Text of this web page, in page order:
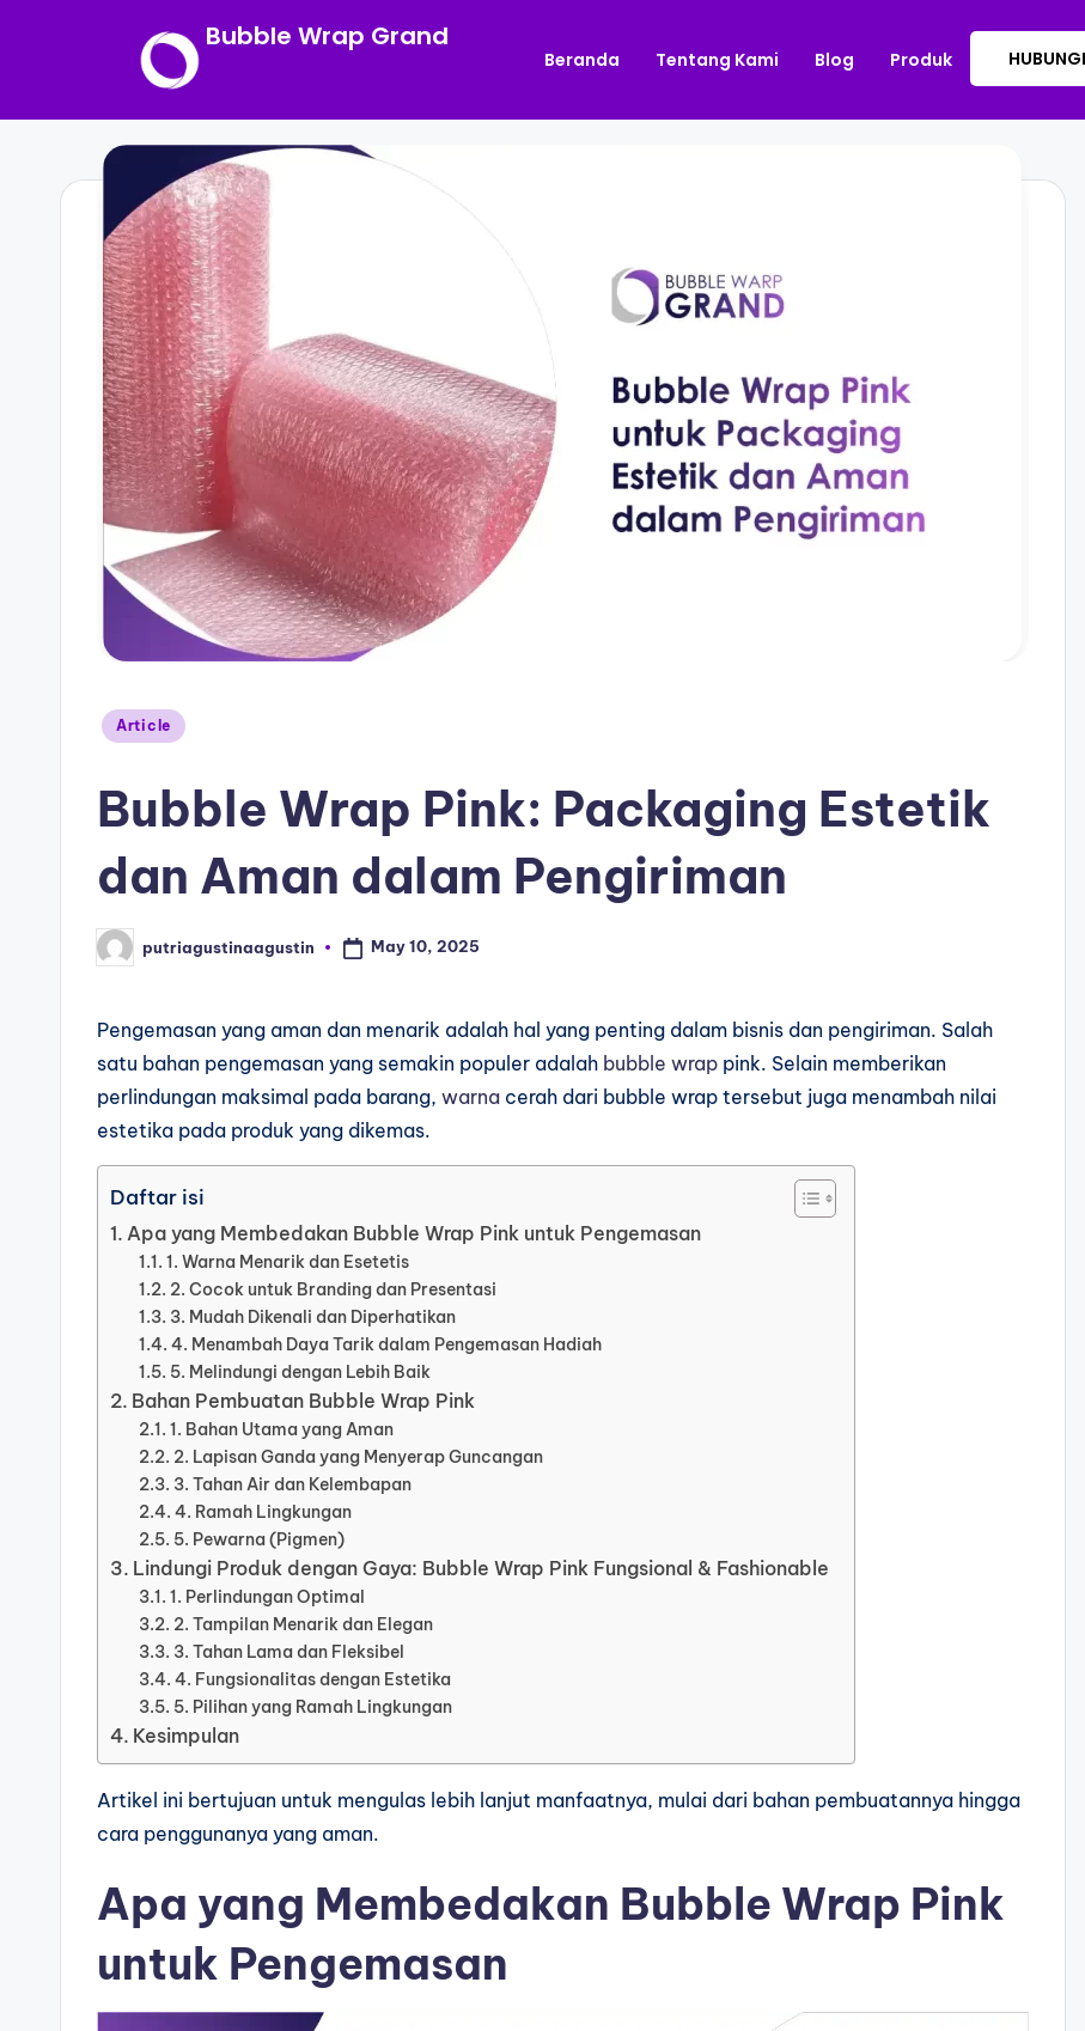
Bubble Wrap Grand
Beranda Tentang Kami Blog Produk
Article
Bubble Wrap Pink: Packaging Estetik
dan Aman dalam Pengiriman
putriagustinaagustin May 10, 2025
Pengemasan yang aman dan menarik adalah hal yang penting dalam bisnis dan pengiriman. Salah
satu bahan pengemasan yang semakin populer adalah bubble wrap pink. Selain memberikan
perlindungan maksimal pada barang, warna cerah dari bubble wrap tersebut juga menambah nilai
estetika pada produk yang dikemas.
Daftar isi
Apa yang Membedakan Bubble Wrap Pink untuk Pengemasan
1. Warna Menarik dan Esetetis
2. Cocok untuk Branding dan Presentasi
3. Mudah Dikenali dan Diperhatikan
4. Menambah Daya Tarik dalam Pengemasan Hadiah
5. Melindungi dengan Lebih Baik
Bahan Pembuatan Bubble Wrap Pink
1. Bahan Utama yang Aman
2. Lapisan Ganda yang Menyerap Guncangan
3. Tahan Air dan Kelembapan
4. Ramah Lingkungan
5. Pewarna (Pigmen)
Lindungi Produk dengan Gaya: Bubble Wrap Pink Fungsional & Fashionable
1. Perlindungan Optimal
2. Tampilan Menarik dan Elegan
3. Tahan Lama dan Fleksibel
4. Fungsionalitas dengan Estetika
5. Pilihan yang Ramah Lingkungan
Kesimpulan
Artikel ini bertujuan untuk mengulas lebih lanjut manfaatnya, mulai dari bahan pembuatannya hingga
cara penggunanya yang aman.
Apa yang Membedakan Bubble Wrap Pink
untuk Pengemasan